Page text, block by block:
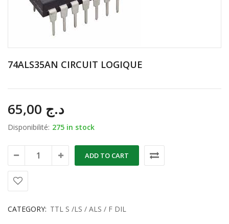
74ALS35AN CIRCUIT LOGIQUE
د.ج
Disponibilité: 275 in stock
ADD TO CART
CATEGORY: TTL S /LS / ALS / F DIL